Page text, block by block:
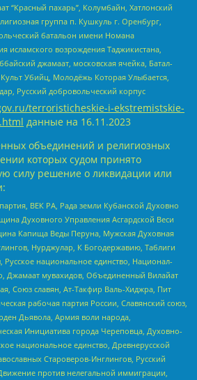
“Красный пахарь”, Колумбайн, Хатлонский
группа п. Кушкуль г. Оренбург,
батальон имени Номана
исламского возрождения Таджикистана,
джамаат, московская ячейка, Батал-
Убийц, Молодёжь Которая Улыбается,
Русский добровольческий корпус
terroristicheskie-i-ekstremistskie-
данные на 16.11.2023
объединений и религиозных
которых судом принято
силу решение о ликвидации или
ВЕК РА, Рада земли Кубанской Духовно
Духовного Управления Асгардской Веси
Капища Веды Перуна, Мужская Духовная
Нурджулар, К Богодержавию, Таблиги
Русское национальное единство, Национал-
Джамаат мувахидов, Объединенный Вилайат
Союз славян, Ат-Такфир Валь-Хиджра, Пит
рабочая партия России, Славянский союз,
Дьявола, Армия воли народа,
Инициатива города Череповца, Духовно-
национальное единство, Древнерусской
Староверов-Инглингов, Русский
против нелегальной иммиграции,